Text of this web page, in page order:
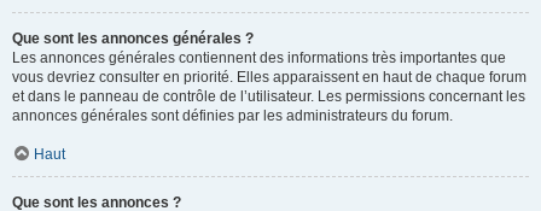
Que sont les annonces générales ?
Les annonces générales contiennent des informations très importantes que
vous devriez consulter en priorité. Elles apparaissent en haut de chaque forum
et dans le panneau de contrôle de l’utilisateur. Les permissions concernant les
annonces générales sont définies par les administrateurs du forum.
Haut
Que sont les annonces ?